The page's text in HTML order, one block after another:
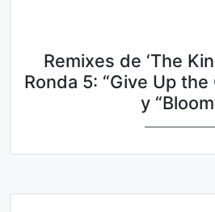
Remixes de ‘The
Ronda 5: “Give Up the
y